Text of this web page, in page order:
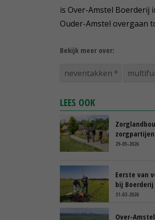
is Over-Amstel Boerderij
Ouder-Amstel overgaan
Bekijk meer over:
neventakken
LEES OOK
zorgpartijen
29-05-2026
Eerste van
bij Boerderij
31-03-2026
Over-